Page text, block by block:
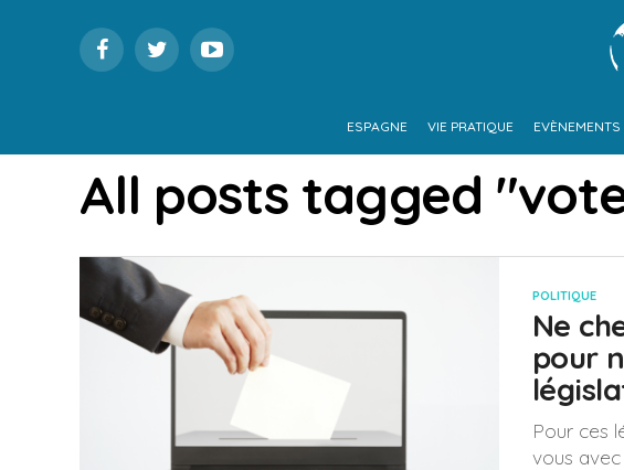
ESPAGNE VIE PRATIQUE EVÈNEMENTS
All posts tagged
POLITIQUE
Ne
pour
Pour ces
vous